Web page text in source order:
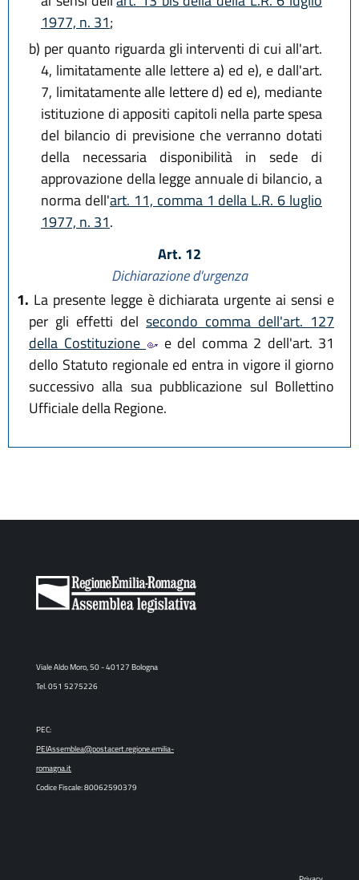
1977, n. 31;
b) per quanto riguarda gli interventi di cui all'art.
4, limitatamente alle lettere a) ed e), e dall'art.
7, limitatamente alle lettere d) ed e), mediante
istituzione di appositi capitoli nella parte spesa
del bilancio di previsione che verranno dotati
della necessaria disponibilità in sede di
approvazione della legge annuale di bilancio, a
norma dell'art. 11, comma 1 della L.R. 6 luglio
1977, n. 31.
Art. 12
Dichiarazione d'urgenza
1. La presente legge è dichiarata urgente ai sensi e
per gli effetti del secondo comma dell'art. 127
della Costituzione
e del comma 2 dell'art. 31
dello Statuto regionale ed entra in vigore il giorno
successivo alla sua pubblicazione sul Bollettino
Ufficiale della Regione.
Viale Aldo Moro, 50 - 40127 Bologna
Tel. 051 5275226
PEC:
PEIAssemblea@postacert.regione.emilia-
romagna.it
Codice Fiscale: 80062590379